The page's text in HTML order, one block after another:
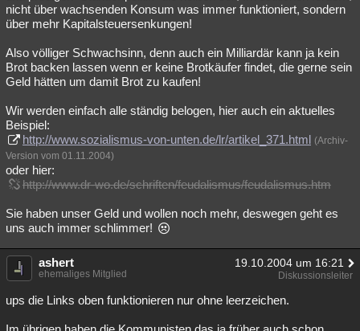
nicht über wachsenden Konsum was immer funktioniert, sondern
über mehr Kapitalsteuersenkungen!
Also völliger Schwachsinn, denn auch ein Milliardär kann ja kein
Brot backen lassen wenn er keine Brotkäufer findet, die gerne sein
Geld hätten um damit Brot zu kaufen!
Wir werden einfach alle ständig belogen, hier auch ein aktuelles
Beispiel:
http://www.sozialismus-von-unten.de/lr/artikel_371.html (Archiv-
Version vom 01.11.2004)
oder hier:
http://www.dr-wo.de/schriften/feudalismus/feudalismus.htm
Sie haben unser Geld und wollen noch mehr, deswegen geht es
uns auch immer schlimmer!
ashert 19.10.2004 um 16:21
ehemaliges Mitglied Diskussionsleiter
ups die Links oben funktionieren nur ohne leerzeichen.